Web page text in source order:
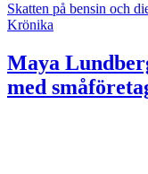
Skatten på bensin och
Krönika
Maya
med